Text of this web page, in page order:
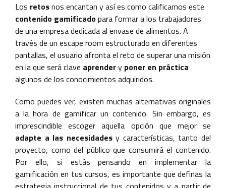
Los retosnos encantan y así es como calificamos este
contenido gamificadopara formar a los trabajadores
de una empresa dedicada al envase de alimentos. A
través de un escape room estructurado en diferentes
pantallas, el usuario afronta el reto de superar una misión
en la que será clave aprendery poner en práctica
algunos de los conocimientos adquiridos.
Como puedes ver, existen muchas alternativas originales
a la hora de gamificar un contenido. Sin embargo, es
imprescindible escoger aquella opción que mejor se
adapte a las necesidadesy características, tanto del
proyecto, como del público que consumirá el contenido.
Por ello, si estás pensando en implementar la
gamificación en tus cursos, es importante que definas la